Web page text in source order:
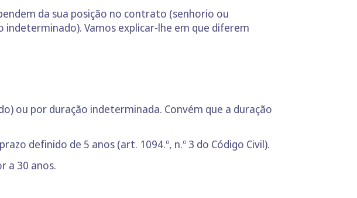
da sua posição no contrato (senhorio ou
Vamos explicar-lhe em que diferem
ou por duração indeterminada. Convém que a duração
definido de 5 anos (art. 1094.º, n.º 3 do Código Civil).
a 30 anos.